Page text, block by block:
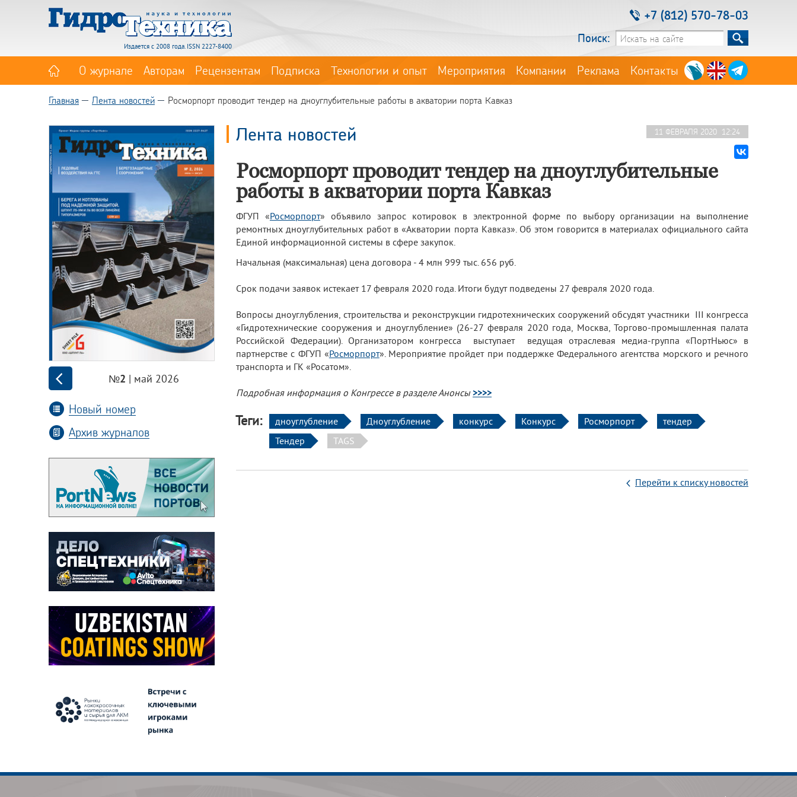
Издается с 2008 года. ISSN 2227-8400
+7 (812) 570-78-03
Поиск:
О журнале Авторам Рецензентам Подписка Технологии и опыт Мероприятия Компании Реклама Контакты
Главная Лента новостей Росморпорт проводит тендер на дноуглубительные работы в акватории порта Кавказ
№2 | май 2026
Новый номер
Архив журналов
11 ФЕВРАЛЯ 2020 12:24
Лента новостей
Росморпорт проводит тендер на дноуглубительные
работы в акватории порта Кавказ
ФГУП «Росморпорт» объявило запрос котировок в электронной форме по выбору организации на выполнение
ремонтных дноуглубительных работ в «Акватории порта Кавказ». Об этом говорится в материалах официального сайта
Единой информационной системы в сфере закупок.
Начальная (максимальная) цена договора - 4 млн 999 тыс. 656 руб.
Срок подачи заявок истекает 17 февраля 2020 года. Итоги будут подведены 27 февраля 2020 года.
Вопросы дноуглубления, строительства и реконструкции гидротехнических сооружений обсудят участники III конгресса
«Гидротехнические сооружения и дноуглубление» (26-27 февраля 2020 года, Москва, Торгово-промышленная палата
Российской Федерации). Организатором конгресса выступает ведущая отраслевая медиа-группа «ПортНьюс» в
партнерстве с ФГУП «Росморпорт». Мероприятие пройдет при поддержке Федерального агентства морского и речного
транспорта и ГК «Росатом».
Подробная информация о Конгрессе в разделе Анонсы>>>>
Теги: дноуглубление Дноуглубление конкурс Конкурс Росморпорт
тендер
Тендер
TAGS
Перейти к списку новостей